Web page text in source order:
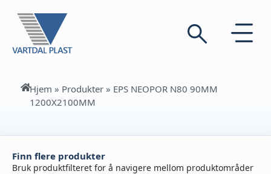
Hjem » Produkter » EPS NEOPOR N80 90MM
1200X2100MM
Finn flere produkter
Bruk produktfilteret for å navigere mellom produktområder